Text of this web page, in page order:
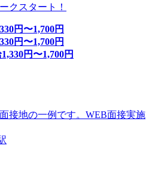
クスタート！
円〜1,700円
円〜1,700円
1,330円〜1,700円
接地の一例です。WEB面接実施